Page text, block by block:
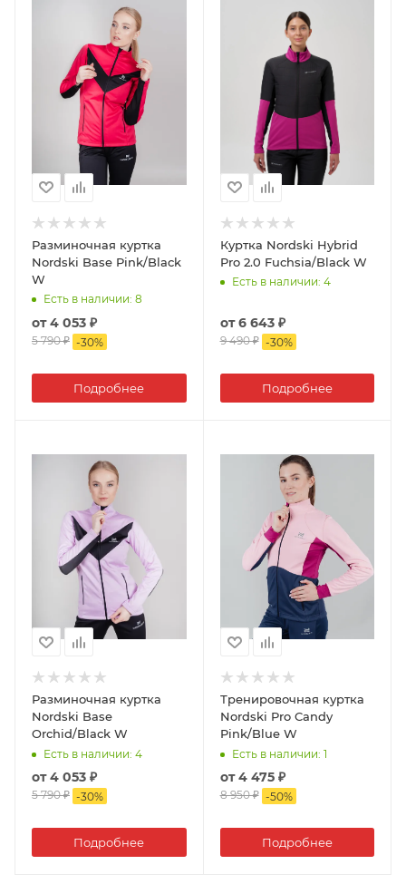
Разминочная куртка
Nordski Base Pink/Black
W
Есть в наличии: 8
от4 053 ₽
5 790 ₽ -30%
Подробнее
Куртка Nordski Hybrid
Pro 2.0 Fuchsia/Black W
Есть в наличии: 4
от6 643 ₽
9 490 ₽ -30%
Подробнее
Разминочная куртка
Nordski Base
Orchid/Black W
Есть в наличии: 4
от4 053 ₽
5 790 ₽ -30%
Подробнее
Тренировочная куртка
Nordski Pro Candy
Pink/Blue W
Есть в наличии: 1
от4 475 ₽
8 950 ₽ -50%
Подробнее